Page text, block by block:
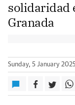
solidaridad
Granada
Sunday, 5 January